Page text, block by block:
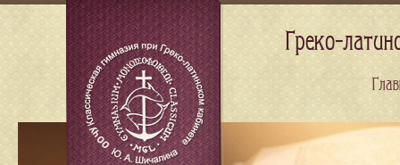
Греко-